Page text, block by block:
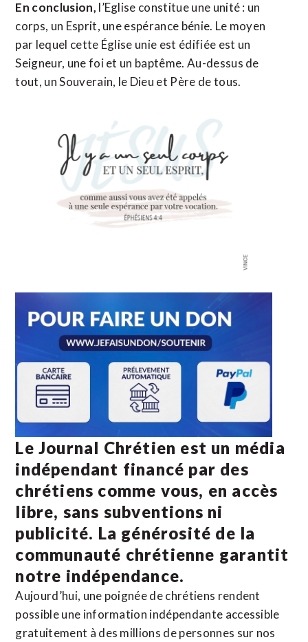
En conclusion, l’Eglise constitue une unité : un
corps, un Esprit, une espérance bénie. Le moyen
par lequel cette Église unie est édifiée est un
Seigneur, une foi et un baptême. Au-dessus de
tout, un Souverain, le Dieu et Père de tous.
Le Journal Chrétien est un média
indépendant financé par des
chrétiens comme vous, en accès
libre, sans subventions ni
publicité. La générosité de la
communauté chrétienne garantit
notre indépendance.
Aujourd’hui, une poignée de chrétiens rendent
possible une information indépendante accessible
gratuitement à des millions de personnes sur nos